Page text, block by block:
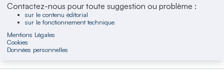
Contactez-nous pour toute suggestion ou problème :
sur le contenu éditorial
sur le fonctionnement technique
Mentions Légales
Cookies
Données personnelles